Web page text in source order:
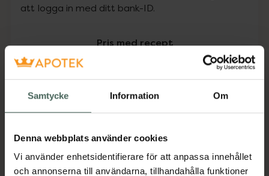
Samtycke Information Om
Denna webbplats använder cookies
Vi använder enhetsidentifierare för att anpassa innehållet
och annonserna till användarna, tillhandahålla funktioner
att logga in med ditt bank-ID.
Pris med recept
Högkostnadsskyddet gäller
431,28 kr
I apotek:431,28 kr
Köp via ditt recept